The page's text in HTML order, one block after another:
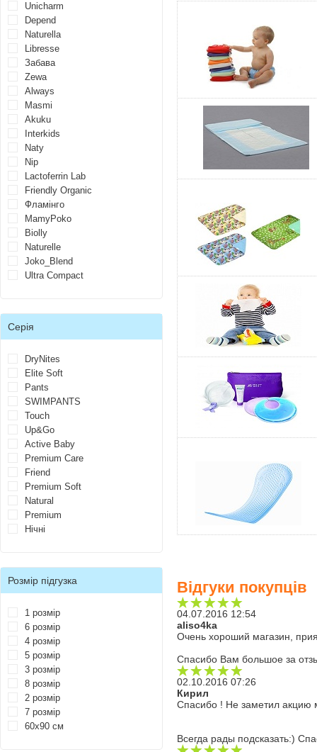
Unicharm
Depend
Naturella
Libresse
Забава
Zewa
Always
Masmi
Akuku
Interkids
Naty
Nip
Lactoferrin Lab
Friendly Organic
Фламінго
MamyPoko
Biolly
Naturelle
Joko_Blend
Ultra Compact
Серія
DryNites
Elite Soft
Pants
SWIMPANTS
Touch
Up&Go
Active Baby
Premium Care
Friend
Premium Soft
Natural
Premium
Нічні
Розмір підгузка
1 розмір
6 розмір
4 розмір
5 розмір
3 розмір
8 розмір
2 розмір
7 розмір
60х90 см
Відгуки покупців
04.07.2016 12:54
aliso4ka
Очень хороший магазин,
Спасибо Вам большое за
02.10.2016 07:26
Кирил
Спасибо ! Не заметил акцию
Всегда рады подсказать:)